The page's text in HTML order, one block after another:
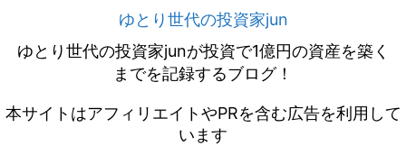
ゆとり世代の投資家jun
ゆとり世代の投資家junが投資で1億円の資産を築く
までを記録するブログ！
本サイトはアフィリエイトやPRを含む広告を利用して
います